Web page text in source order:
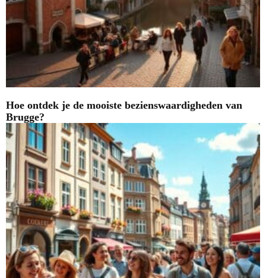
Hoe ontdek je de mooiste bezienswaardigheden van
Brugge?